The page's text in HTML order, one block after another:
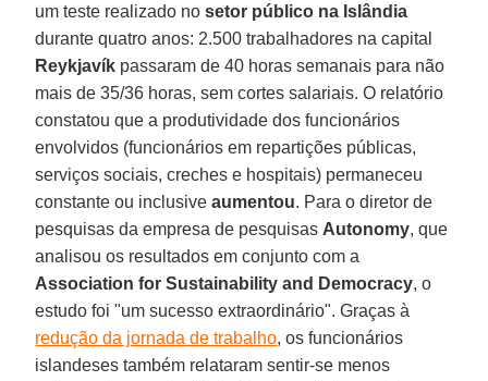
um teste realizado nosetor público na Islândia
durante quatro anos: 2.500 trabalhadores na capital
Reykjavík passaram de 40 horas semanais para não
mais de 35/36 horas, sem cortes salariais. O relatório
constatou que a produtividade dos funcionários
envolvidos (funcionários em repartições públicas,
serviços sociais, creches e hospitais) permaneceu
constante ou inclusiveaumentou. Para o diretor de
pesquisas da empresa de pesquisas Autonomy, que
analisou os resultados em conjunto com a
Association for Sustainability and Democracy, o
estudo foi "um sucesso extraordinário". Graças à
redução da jornada de trabalho, os funcionários
islandeses também relataram sentir-se menos